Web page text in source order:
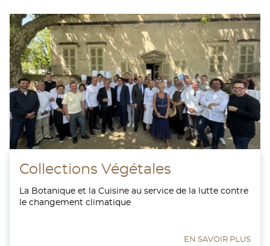
Collections Végétales
La Botanique et la Cuisine au service de la lutte contre
le changement climatique
EN SAVOIR PLUS